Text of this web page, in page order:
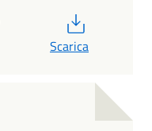
Scarica